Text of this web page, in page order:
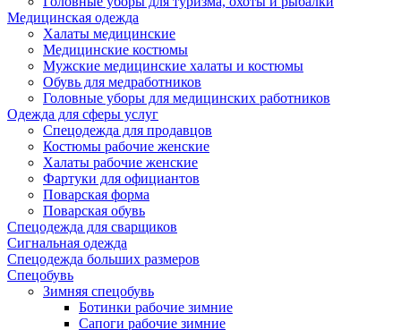
Медицинская одежда
Халаты медицинские
Медицинские костюмы
Мужские медицинские халаты и костюмы
Обувь для медработников
Головные уборы для медицинских работников
Одежда для сферы услуг
Спецодежда для продавцов
Костюмы рабочие женские
Халаты рабочие женские
Фартуки для официантов
Поварская форма
Поварская обувь
Спецодежда для сварщиков
Сигнальная одежда
Спецодежда больших размеров
Спецобувь
Зимняя спецобувь
Ботинки рабочие зимние
Сапоги рабочие зимние